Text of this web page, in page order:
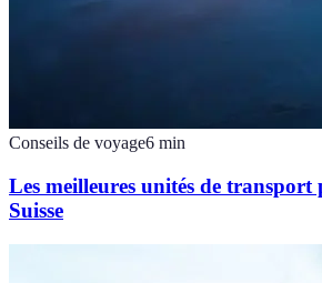
Conseils de voyage6 min
Les meilleures unités de
Suisse